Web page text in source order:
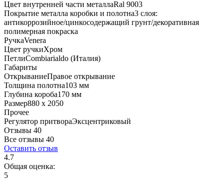
Цвет внутренней части металлаRal 9003
Покрытие металла коробки и полотна3 слоя:
антикоррозийное/цинкосодержащий грунт/декоративная
полимерная покраска
РучкаVenera
Цвет ручкиХром
ПетлиCombiarialdo (Италия)
Габариты
ОткрываниеПравое открывание
Толщина полотна103 мм
Глубина короба170 мм
Размер880 x 2050
Прочее
Регулятор притвораЭксцентриковый
Отзывы 40
Все отзывы 40
Оставить отзыв
4.7
Общая оценка:
5